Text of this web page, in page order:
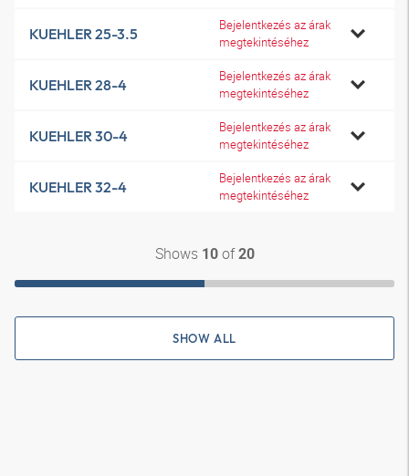
KUEHLER 25-3.5
Bejelentkezés az árak
megtekintéséhez
KUEHLER 28-4
Bejelentkezés az árak
megtekintéséhez
KUEHLER 30-4
Bejelentkezés az árak
megtekintéséhez
KUEHLER 32-4
Bejelentkezés az árak
megtekintéséhez
Shows 10of20
SHOW ALL